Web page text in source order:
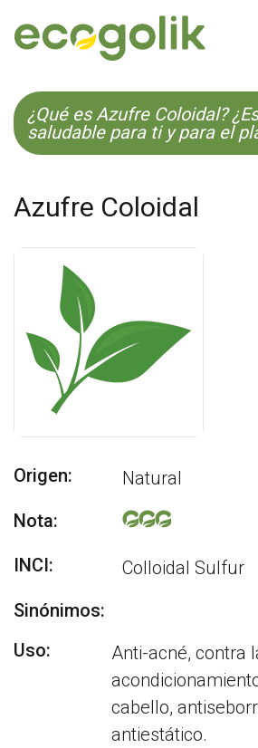
EN ES
¿Qué es Azufre Coloidal? ¿Es
saludable para ti y para el
Azufre Coloidal
Origen:
Natural
Nota:
INCI:
Colloidal Sulfur
Sinónimos:
Uso:
Anti-acné, contra
cabello,
antiestático.